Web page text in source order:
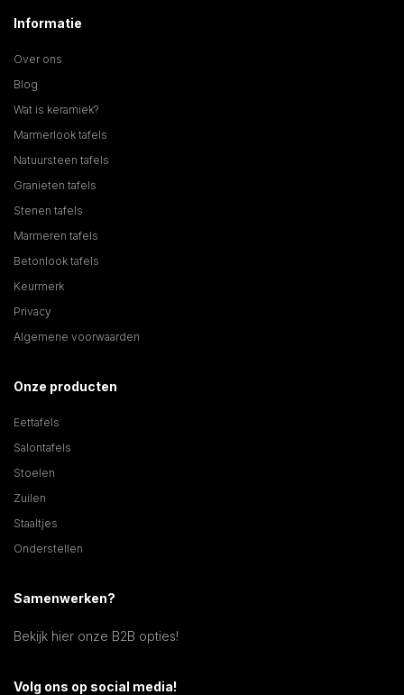
Informatie
Over ons
Blog
Wat is keramiek?
Marmerlook tafels
Natuursteen tafels
Granieten tafels
Stenen tafels
Marmeren tafels
Betonlook tafels
Keurmerk
Privacy
Algemene voorwaarden
Onze producten
Eettafels
Salontafels
Stoelen
Zuilen
Staaltjes
Onderstellen
Samenwerken?
Bekijk hier onze B2B opties!
Volg ons op social media!